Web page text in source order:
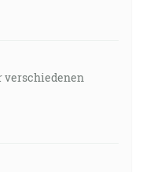
verschiedenen